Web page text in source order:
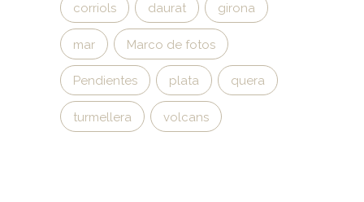
corriols daurat girona
mar Marco de fotos
Pendientes plata quera
turmellera volcans